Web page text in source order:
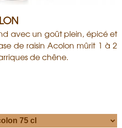
avec un goût plein, épicé et
de raisin Acolon mûrit 1 à 2
de chêne.